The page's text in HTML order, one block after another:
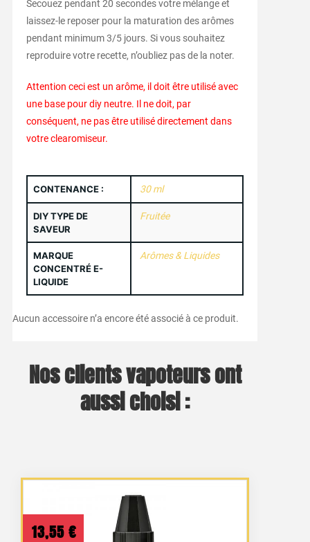
Secouez pendant 20 secondes votre mélange et
laissez-le reposer pour la maturation des arômes
pendant minimum 3/5 jours. Si vous souhaitez
reproduire votre recette, n’oubliez pas de la noter.
Attention ceci est un arôme, il doit être utilisé avec
une base pour diy neutre. Il ne doit, par
conséquent, ne pas être utilisé directement dans
votre clearomiseur.
CONTENANCE : 30 ml
DIY TYPE DE
SAVEUR
Fruitée
MARQUE
CONCENTRÉ E-
LIQUIDE
Arômes & Liquides
Aucun accessoire n’a encore été associé à ce produit.
Nos clients vapoteurs ont
aussi choisi :
13,55 €